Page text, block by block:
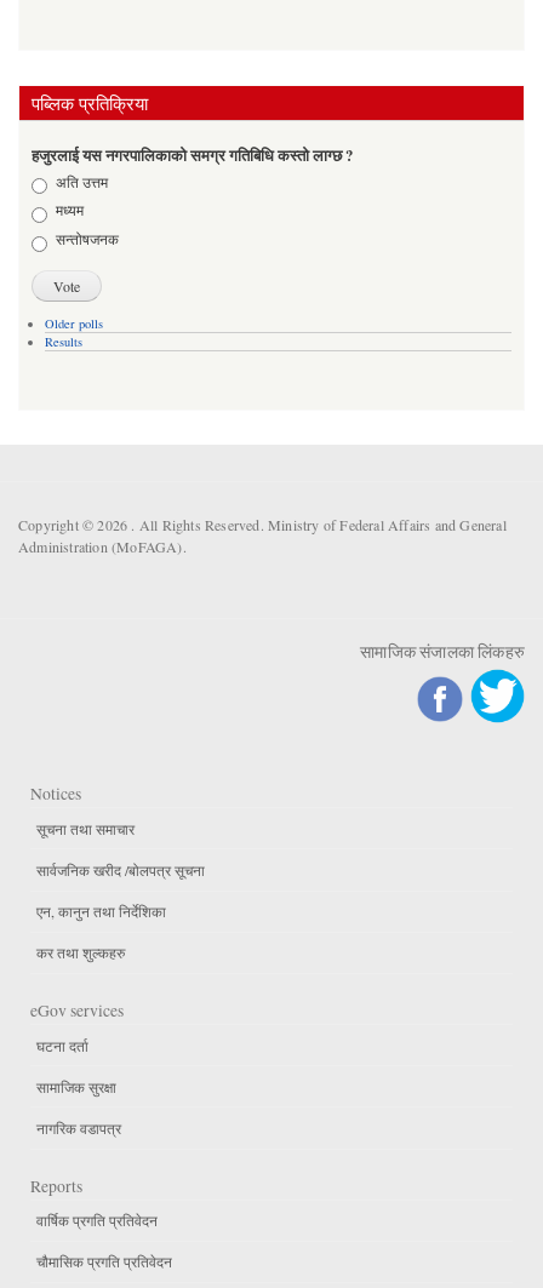
पब्लिक प्रतिक्रिया
हजुरलाई यस नगरपालिकाको समग्र गतिबिधि कस्तो लाग्छ ?
Choicesअति उत्तम
मध्यम
सन्तोषजनक
Older polls
Results
Copyright © 2026 . All Rights Reserved. Ministry of Federal Affairs and General
Administration (MoFAGA).
सामाजिक संजालका लिंकहरु
Notices
सूचना तथा समाचार
सार्वजनिक खरीद /बोलपत्र सूचना
एन, कानुन तथा निर्देशिका
कर तथा शुल्कहरु
eGov services
घटना दर्ता
सामाजिक सुरक्षा
नागरिक वडापत्र
Reports
वार्षिक प्रगति प्रतिवेदन
चौमासिक प्रगति प्रतिवेदन